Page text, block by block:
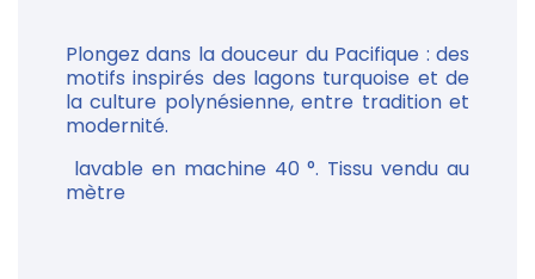
Plongez dans la douceur du Pacifique : des
motifs inspirés des lagons turquoise et de
la culture polynésienne, entre tradition et
modernité.
lavable en machine 40 °. Tissu vendu au
mètre